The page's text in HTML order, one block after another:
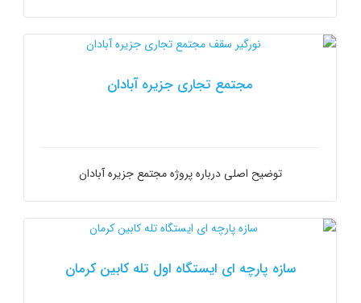
مجتمع تجاری جزیره آبادان
توضیح اصلی درباره پروژه مجتمع جزیره آبادان
سازه پارچه ای ایستگاه اول تله کابین کرمان